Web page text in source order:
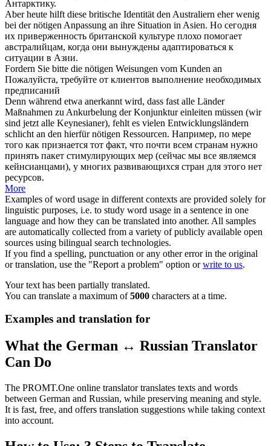
Антарктику.
Aber heute hilft diese britische Identität den Australiern eher wenig
bei dernötigen Anpassung an ihre Situation in Asien. Но сегодня
их приверженность британской культуре плохо помогает
австралийцам, когда они вынуждены адаптироваться к
ситуации в Азии.
Fordern Sie bitte die nötigen Weisungen vom Kunden an
Пожалуйста, требуйте от клиентов выполнение необходимых
предписаний
Denn während etwa anerkannt wird, dass fast alle Länder
Maßnahmen zu Ankurbelung der Konjunktur einleiten müssen (wir
sind jetzt alle Keynesianer), fehlt es vielen Entwicklungsländern
schlicht an den hierfürnötigen Ressourcen. Например, по мере
того как признается тот факт, что почти всем странам нужно
принять пакет стимулирующих мер (сейчас мы все являемся
кейнсианцами), у многих развивающихся стран для этого нет
ресурсов.
More
Examples of word usage in different contexts are provided solely for
linguistic purposes, i.e. to study word usage in a sentence in one
language and how they can be translated into another. All samples
are automatically collected from a variety of publicly available open
sources using bilingual search technologies.
If you find a spelling, punctuation or any other error in the original
or translation, use the "Report a problem" option orwrite to us.
Your text has been partially translated.
You can translate a maximum of5000 characters at a time.
Examples and translation for
What the German ↔ Russian Translator
Can Do
The PROMT.One online translator translates texts and words
between German and Russian, while preserving meaning and style.
It is fast, free, and offers translation suggestions while taking context
into account.